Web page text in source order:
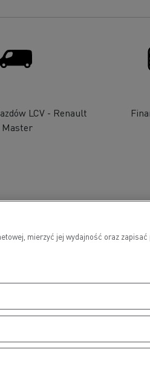
LCV - Renault
Master
mierzyć jej wydajność oraz